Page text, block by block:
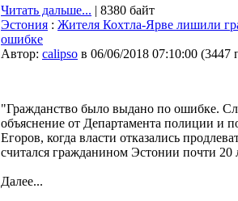
Читать дальше... | 8380 байт
Эстония : Жителя Кохтла-Ярве лишили
ошибке
Автор: calipso в 06/06/2018 07:10:00 (3447
"Гражданство было выдано по ошибке.
объяснение от Департамента полиции и
Егоров, когда власти отказались
считался гражданином Эстонии почти 20
Далее...